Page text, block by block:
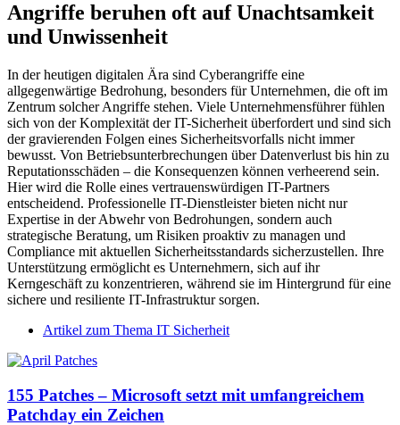
Angriffe beruhen oft auf Unachtsamkeit
und Unwissenheit
In der heutigen digitalen Ära sind Cyberangriffe eine
allgegenwärtige Bedrohung, besonders für Unternehmen, die oft im
Zentrum solcher Angriffe stehen. Viele Unternehmensführer fühlen
sich von der Komplexität der IT-Sicherheit überfordert und sind sich
der gravierenden Folgen eines Sicherheitsvorfalls nicht immer
bewusst. Von Betriebsunterbrechungen über Datenverlust bis hin zu
Reputationsschäden – die Konsequenzen können verheerend sein.
Hier wird die Rolle eines vertrauenswürdigen IT-Partners
entscheidend. Professionelle IT-Dienstleister bieten nicht nur
Expertise in der Abwehr von Bedrohungen, sondern auch
strategische Beratung, um Risiken proaktiv zu managen und
Compliance mit aktuellen Sicherheitsstandards sicherzustellen. Ihre
Unterstützung ermöglicht es Unternehmern, sich auf ihr
Kerngeschäft zu konzentrieren, während sie im Hintergrund für eine
sichere und resiliente IT-Infrastruktur sorgen.
Artikel zum Thema IT Sicherheit
155 Patches – Microsoft setzt mit umfangreichem
Patchday ein Zeichen